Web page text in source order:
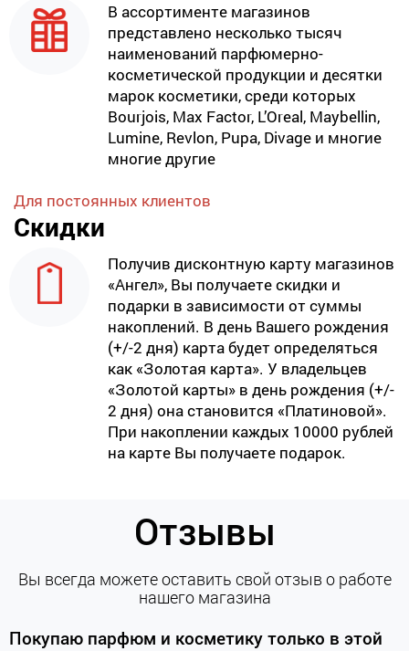
В ассортименте магазинов
представлено несколько тысяч
наименований парфюмерно-
косметической продукции и десятки
марок косметики, среди которых
Bourjois, Max Factor, L’Oreal, Maybellin,
Lumine, Revlon, Pupa, Divage и многие
многие другие
Для постоянных клиентов
Скидки
Получив дисконтную карту магазинов
«Ангел», Вы получаете скидки и
подарки в зависимости от суммы
накоплений. В день Вашего рождения
(+/-2 дня) карта будет определяться
как «Золотая карта». У владельцев
«Золотой карты» в день рождения (+/-
2 дня) она становится «Платиновой».
При накоплении каждых 10000 рублей
на карте Вы получаете подарок.
Отзывы
Вы всегда можете оставить свой отзыв о работе
нашего магазина
Покупаю парфюм и косметику только в этой